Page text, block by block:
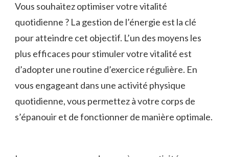
Vous souhaitez optimiser votre vitalité
quotidienne ? La gestion de l’énergie est‍ la clé
pour ⁢atteindre cet objectif. L’un des moyens ‍les
plus efficaces pour stimuler votre vitalité est
d’adopter une routine d’exercice régulière. En
vous engageant ‍dans une activité physique
quotidienne, ‌vous permettez à votre corps de
s’épanouir‍ et de fonctionner de manière optimale.